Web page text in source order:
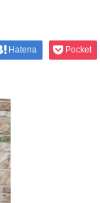
Hatena Pocket